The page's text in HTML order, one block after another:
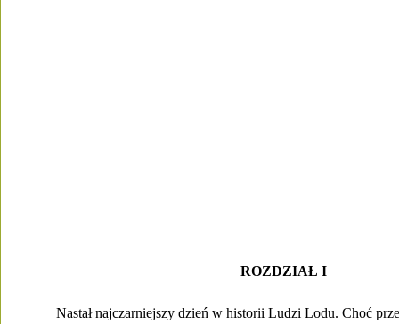
ROZDZIAŁ I
Nastał najczarniejszy dzień w historii Ludzi Lodu. Choć